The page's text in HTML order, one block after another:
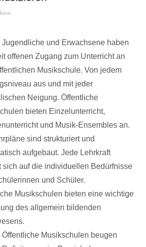
Jugendliche und Erwachsene haben
offenen Zugang zum Unterricht an
Musikschule. Von jedem
aus und mit jeder
Neigung. Öffentliche
bieten Einzelunterricht,
und Musik-Ensembles an.
sind strukturiert und
aufgebaut. Jede Lehrkraft
sich auf die individuellen Bedürfnisse
und Schüler.
Musikschulen bieten eine wichtige
des allgemein bildenden
Öffentliche Musikschulen beugen